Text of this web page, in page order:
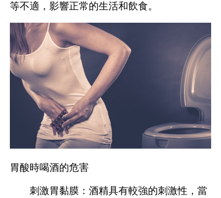
等不適，影響正常的生活和飲食。
胃酸時喝酒的危害
刺激胃黏膜：酒精具有較強的刺激性，當